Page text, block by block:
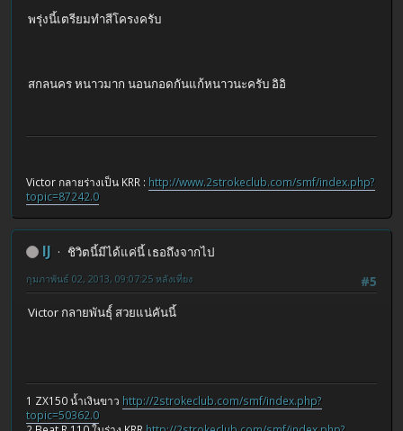
พรุ่งนี้เตรียมทำสีโครงครับ
สกลนคร หนาวมาก นอนกอดกันแก้หนาวนะครับ อิอิ
Victor กลายร่างเป็น KRR : http://www.2strokeclub.com/smf/index.php?
topic=87242.0
IJ
ชิวิตนี้มีได้แค่นี้ เธอถึงจากไป
#5
กุมภาพันธ์ 02, 2013, 09:07:25 หลังเที่ยง
Victor กลายพันธุ์์ สวยแน่คันนี้
1 ZX150 น้ำเงินขาว http://2strokeclub.com/smf/index.php?
topic=50362.0